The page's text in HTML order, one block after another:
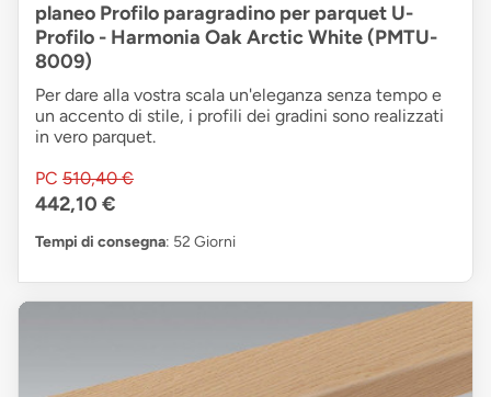
planeo Profilo paragradino per parquet U-
Profilo - Harmonia Oak Arctic White (PMTU-
8009)
Per dare alla vostra scala un'eleganza senza tempo e
un accento di stile, i profili dei gradini sono realizzati
in vero parquet.
PC 510,40 €
442,10 €
Tempi di consegna: 52 Giorni